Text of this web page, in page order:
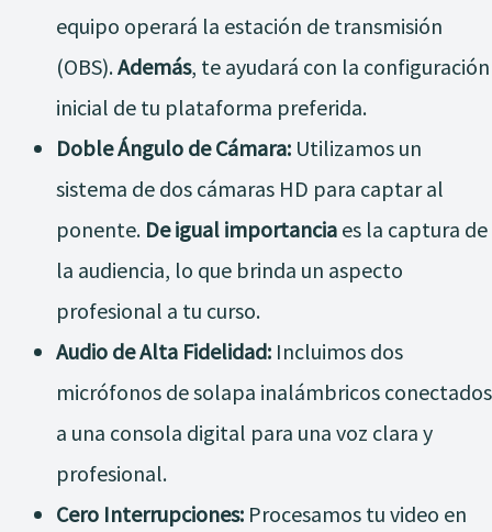
equipo operará la estación de transmisión
(OBS).Además, te ayudará con la configuración
inicial de tu plataforma preferida.
Doble Ángulo de Cámara: Utilizamos un
sistema de dos cámaras HD para captar al
ponente. De igual importancia es la captura de
la audiencia, lo que brinda un aspecto
profesional a tu curso.
Audio de Alta Fidelidad: Incluimos dos
micrófonos de solapa inalámbricos conectados
a una consola digital para una voz clara y
profesional.
Cero Interrupciones: Procesamos tu video en